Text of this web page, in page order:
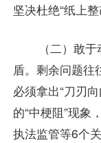
坚决杜绝“纸上整
（二）敢
盾。剩余问题往
必须拿出“刀刃
的“中梗阻”现象
执法监管等6个